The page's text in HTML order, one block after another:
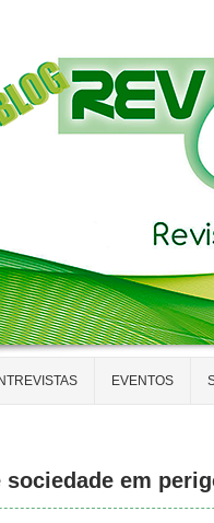
EVENTOS
sociedade em